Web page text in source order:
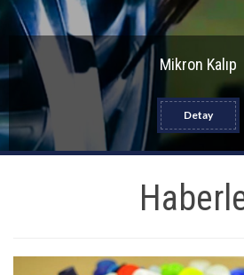
Mikron Kalıp
Detay